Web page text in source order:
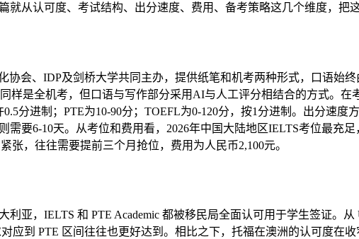
从认可度、考试结构、出分速度、费用、备考策略这几个维度，把
协会、IDP及剑桥大学共同主办，提供纸笔和机考两种形式，口语始终
样是全机考，但口语与写作部分采用AI与人工评分相结合的方式。在
分进制；PTE为10-90分；TOEFL为0-120分，按1分进制。出分速度
要6-10天。从考位和费用看，2026年中国大陆地区IELTS考位最充
张，往往需要提前三个月抢位，费用为人民币2,100元。
亚，IELTS 和 PTE Academic 都被移民局全面认可用于学生签证。
应到 PTE 区间往往也更好达到。相比之下，托福在澳洲的认可度